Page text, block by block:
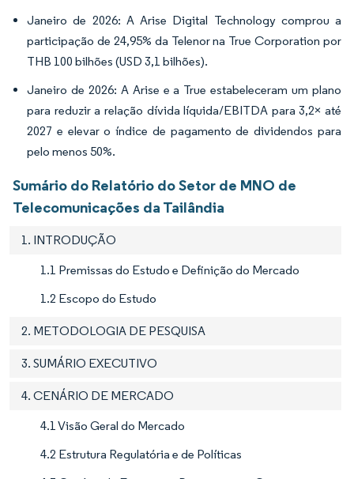
Janeiro de 2026: A Arise Digital Technology comprou a
participação de 24,95% da Telenor na True Corporation por
THB 100 bilhões (USD 3,1 bilhões).
Janeiro de 2026: A Arise e a True estabeleceram um plano
para reduzir a relação dívida líquida/EBITDA para 3,2× até
2027 e elevar o índice de pagamento de dividendos para
pelo menos 50%.
Sumário do Relatório do Setor de MNO de
Telecomunicações da Tailândia
1. INTRODUÇÃO
1.1 Premissas do Estudo e Definição do Mercado
1.2 Escopo do Estudo
2. METODOLOGIA DE PESQUISA
3. SUMÁRIO EXECUTIVO
4. CENÁRIO DE MERCADO
4.1 Visão Geral do Mercado
4.2 Estrutura Regulatória e de Políticas